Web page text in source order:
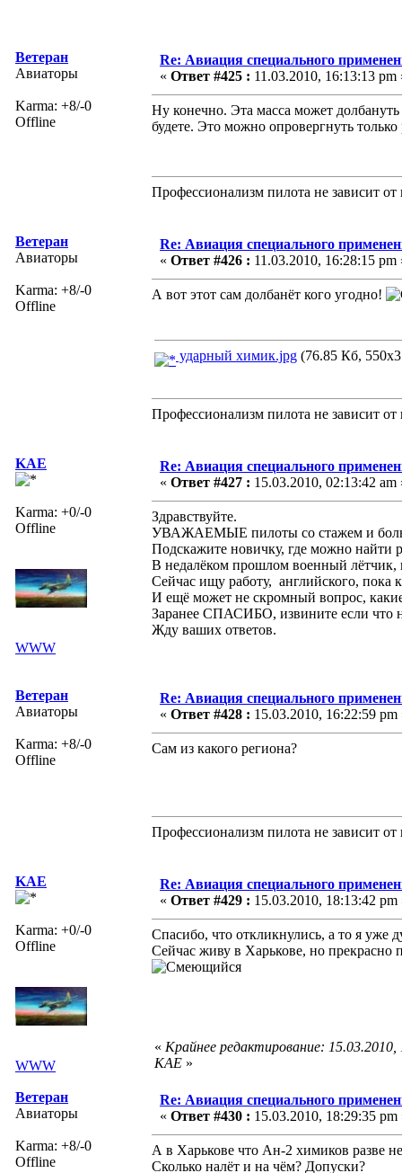
Ветеран
Авиаторы
Karma: +8/-0
Offline
Re: Авиация специального
« Ответ #425 : 11.03.2010, 16:13:13 pm
Ну конечно. Эта масса может
будете. Это можно опровергнуть
Профессионализм пилота не зависит
Ветеран
Авиаторы
Karma: +8/-0
Offline
Re: Авиация специального
« Ответ #426 : 11.03.2010, 16:28:15 pm
А вот этот сам долбанёт кого угодно!
ударный химик.jpg (76.85 Кб,
Профессионализм пилота не зависит
KAE
Karma: +0/-0
Offline
WWW
Re: Авиация специального
« Ответ #427 : 15.03.2010, 02:13:42 am
Здравствуйте.
УВАЖАЕМЫЕ пилоты со стажем и
Подскажите новичку, где можно
В недалёком прошлом военный лётчик,
Сейчас ищу работу, английского, пока
И ещё может не скромный вопрос,
Заранее СПАСИБО, извините если что
Жду ваших ответов.
Ветеран
Авиаторы
Karma: +8/-0
Offline
Re: Авиация специального
« Ответ #428 : 15.03.2010, 16:22:59 pm
Сам из какого региона?
Профессионализм пилота не зависит
KAE
Karma: +0/-0
Offline
WWW
Re: Авиация специального
« Ответ #429 : 15.03.2010, 18:13:42 pm
Спасибо, что откликнулись, а то я уже
Сейчас живу в Харькове, но прекрасно
« Крайнее редактирование:
KAE »
Ветеран
Авиаторы
Karma: +8/-0
Offline
Re: Авиация специального
« Ответ #430 : 15.03.2010, 18:29:35 pm
А в Харькове что Ан-2 химиков разве
Сколько налёт и на чём? Допуски?